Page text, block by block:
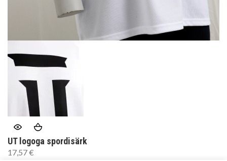
UT logoga spordisärk
17,57€